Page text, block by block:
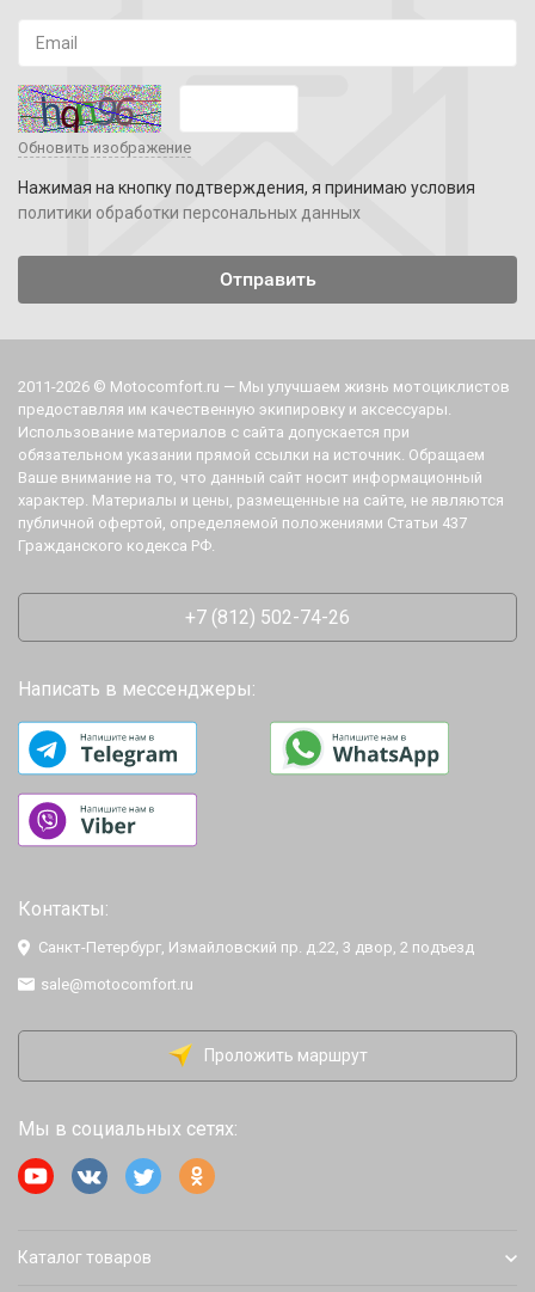
Обновить изображение
Нажимая на кнопку подтверждения, я принимаю условия
политики обработки персональных данных
2011-2026 © Motocomfort.ru — Мы улучшаем жизнь мотоциклистов
предоставляя им качественную экипировку и аксессуары.
Использование материалов с сайта допускается при
обязательном указании прямой ссылки на источник. Обращаем
Ваше внимание на то, что данный сайт носит информационный
характер. Материалы и цены, размещенные на сайте, не являются
публичной офертой, определяемой положениями Статьи 437
Гражданского кодекса РФ.
+7 (812) 502-74-26
Написать в мессенджеры:
Контакты:
Санкт-Петербург, Измайловский пр. д.22, 3 двор, 2 подъезд
sale@motocomfort.ru
Проложить маршрут
Мы в социальных сетях:
Каталог товаров